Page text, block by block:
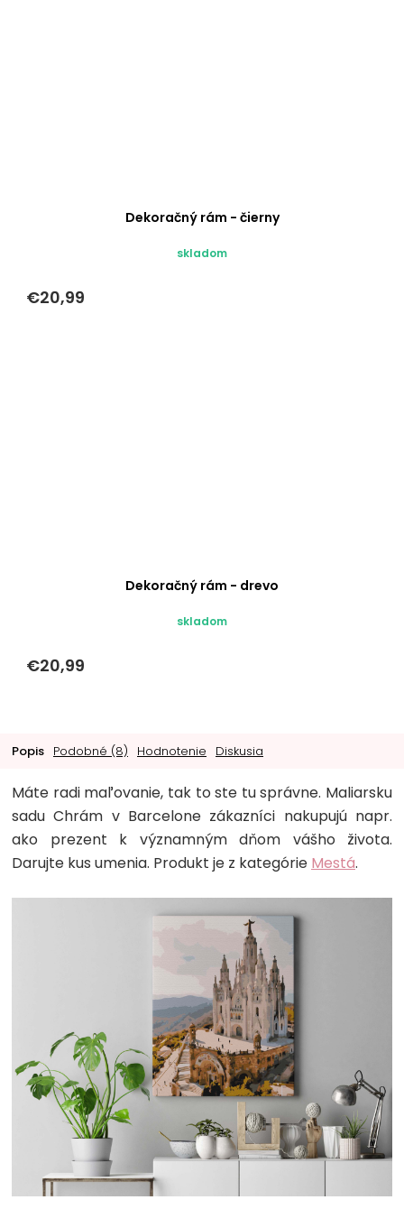
Dekoračný rám - čierny
skladom
€20,99
Dekoračný rám - drevo
skladom
€20,99
Popis Podobné (8) Hodnotenie Diskusia
Máte radi maľovanie, tak to ste tu správne. Maliarsku
sadu Chrám v Barcelone zákazníci nakupujú napr.
ako prezent k významným dňom vášho života.
Darujte kus umenia. Produkt je z kategórie Mestá.